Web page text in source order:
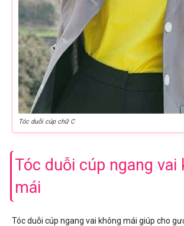
Tóc duỗi cúp chữ C
Tóc duỗi cúp ngang vai
mái
Tóc duỗi cúp ngang vai không mái giúp cho